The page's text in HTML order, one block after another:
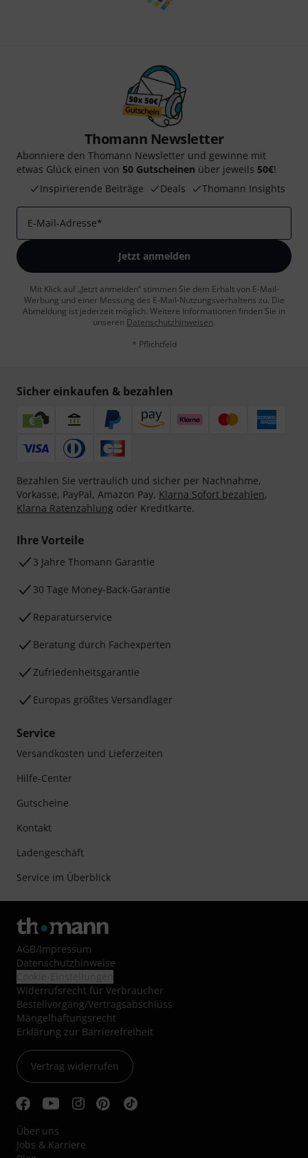
Thomann Newsletter
Abonniere den Thomann Newsletter und gewinne mit
etwas Glück einen von 50 Gutscheinen über jeweils 50€!
Inspirierende Beiträge
Deals Thomann Insights
E-Mail-Adresse*
Jetzt anmelden
Mit Klick auf „Jetzt anmelden“ stimmen Sie dem Erhalt von E-Mail-
Werbung und einer Messung des E-Mail-Nutzungsverhaltens zu. Die
Abmeldung ist jederzeit möglich. Weitere Informationen finden Sie in
unseren Datenschutzhinweisen.
* Pflichtfeld
Sicher einkaufen & bezahlen
Bezahlen Sie vertraulich und sicher per Nachnahme,
Vorkasse, PayPal, Amazon Pay, Klarna Sofort bezahlen,
Klarna Ratenzahlung oder Kreditkarte.
Ihre Vorteile
3 Jahre Thomann Garantie
30 Tage Money-Back-Garantie
Reparaturservice
Beratung durch Fachexperten
Zufriedenheitsgarantie
Europas größtes Versandlager
Service
Versandkosten und Lieferzeiten
Hilfe-Center
Gutscheine
Kontakt
Ladengeschäft
Service im Überblick
AGB/Impressum
Datenschutzhinweise
Widerrufsrecht für Verbraucher
Bestellvorgang/Vertragsabschluss
Mängelhaftungsrecht
Erklärung zur Barrierefreiheit
Vertrag widerrufen
Über uns
Jobs & Karriere